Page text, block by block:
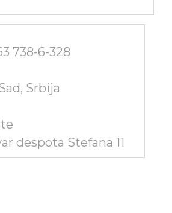
738-6-328
Srbija
despota Stefana 11